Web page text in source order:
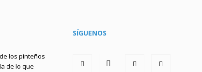
los pinteños
de lo que
SÍGUENOS